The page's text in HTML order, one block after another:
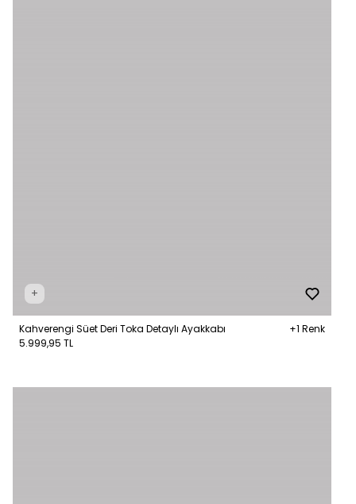
+
Kahverengi Süet Deri Toka Detaylı Ayakkabı
+1 Renk
5.999,95 TL